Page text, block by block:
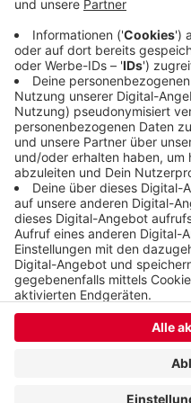
Schaden von 17.000
Veröffentlicht:Montag,
Anzeige
Anzeige